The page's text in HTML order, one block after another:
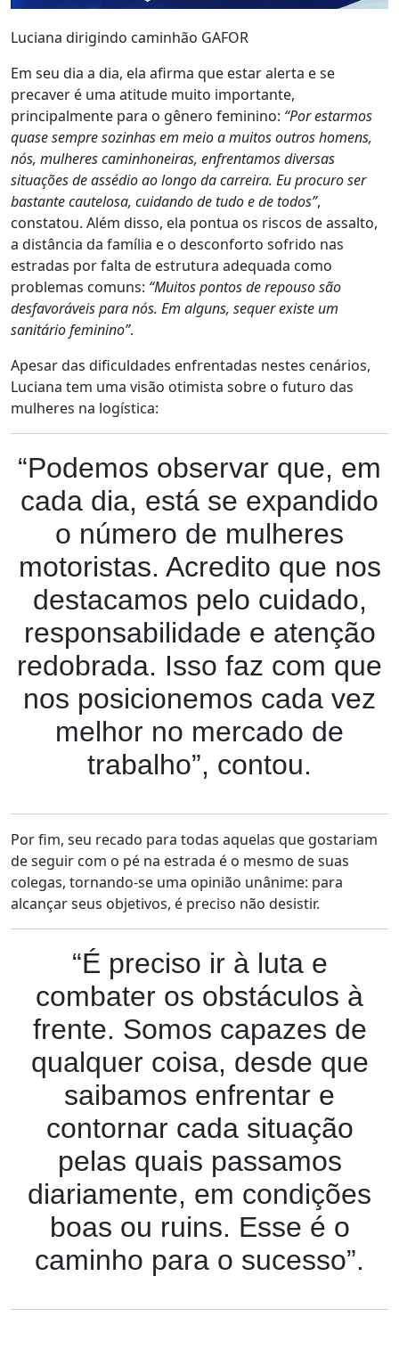
Luciana dirigindo caminhão GAFOR
Em seu dia a dia, ela afirma que estar alerta e se
precaver é uma atitude muito importante,
principalmente para o gênero feminino: “Por estarmos
quase sempre sozinhas em meio a muitos outros homens,
nós, mulheres caminhoneiras, enfrentamos diversas
situações de assédio ao longo da carreira. Eu procuro ser
bastante cautelosa, cuidando de tudo e de todos”,
constatou. Além disso, ela pontua os riscos de assalto,
a distância da família e o desconforto sofrido nas
estradas por falta de estrutura adequada como
problemas comuns: “Muitos pontos de repouso são
desfavoráveis para nós. Em alguns, sequer existe um
sanitário feminino”.
Apesar das dificuldades enfrentadas nestes cenários,
Luciana tem uma visão otimista sobre o futuro das
mulheres na logística:
“Podemos observar que, em
cada dia, está se expandido
o número de mulheres
motoristas. Acredito que nos
destacamos pelo cuidado,
responsabilidade e atenção
redobrada. Isso faz com que
nos posicionemos cada vez
melhor no mercado de
trabalho”, contou.
Por fim, seu recado para todas aquelas que gostariam
de seguir com o pé na estrada é o mesmo de suas
colegas, tornando-se uma opinião unânime: para
alcançar seus objetivos, é preciso não desistir.
“É preciso ir à luta e
combater os obstáculos à
frente. Somos capazes de
qualquer coisa, desde que
saibamos enfrentar e
contornar cada situação
pelas quais passamos
diariamente, em condições
boas ou ruins. Esse é o
caminho para o sucesso”.